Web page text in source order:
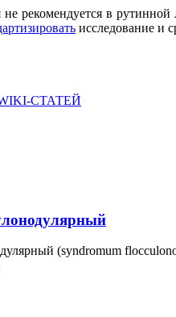
рекомендуется в
исследование и
СТАТЕЙ
(syndromum